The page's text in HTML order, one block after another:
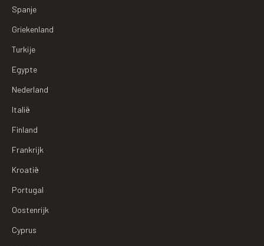
Spanje
Griekenland
Turkije
Egypte
Nederland
Italië
Finland
Frankrijk
Kroatië
Portugal
Oostenrijk
Cyprus